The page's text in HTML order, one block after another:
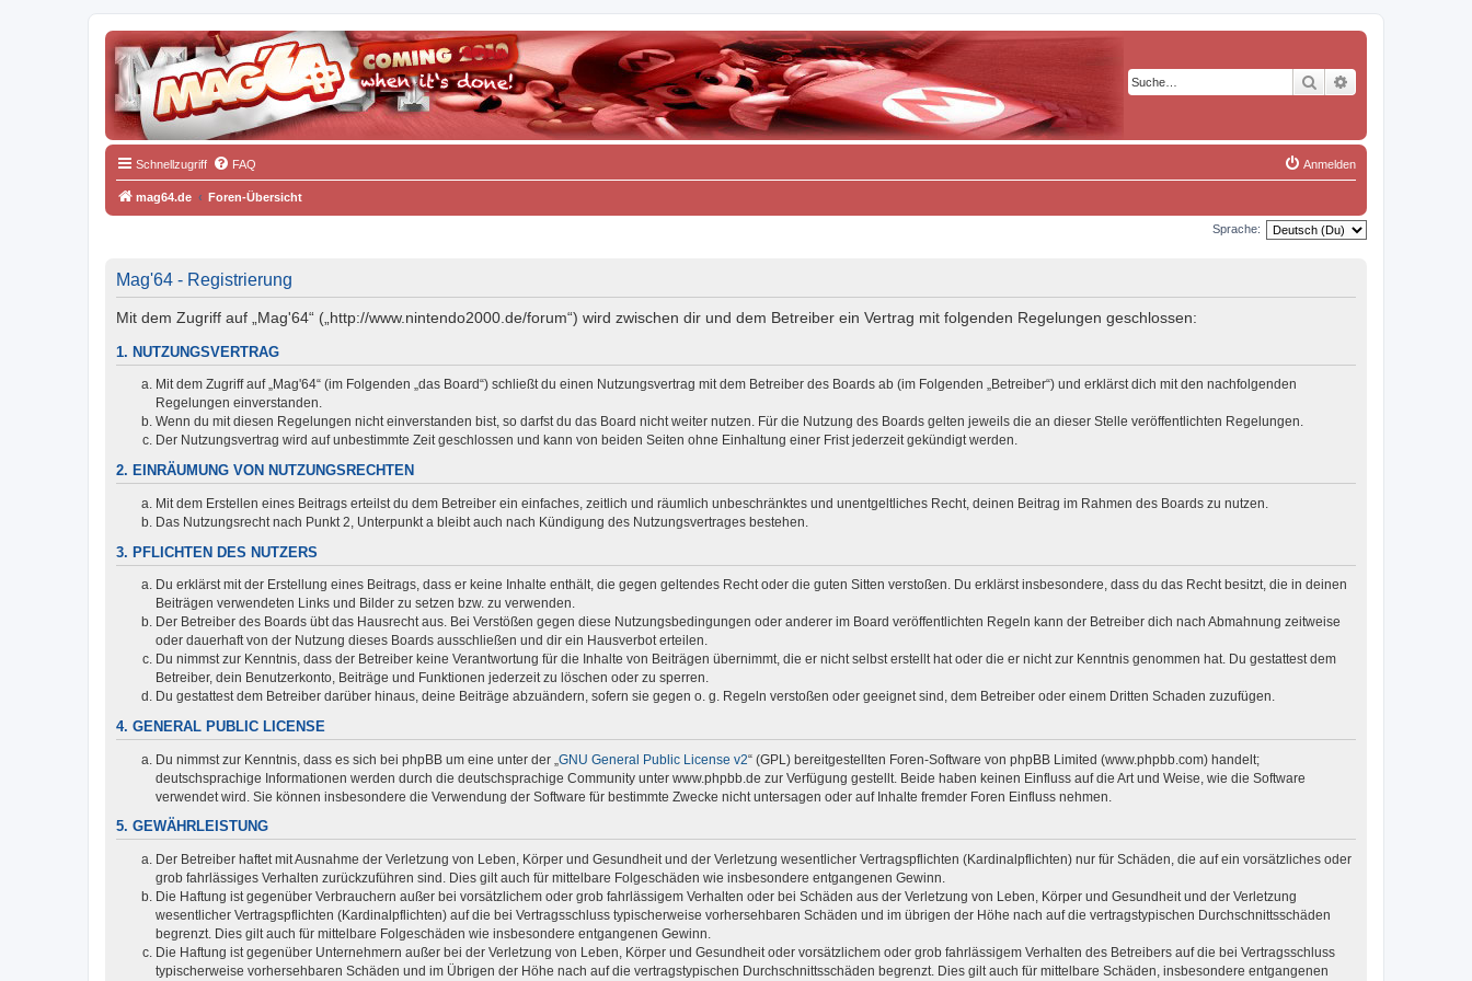
Suche
Schnellzugriff FAQ Anmelden
mag64.de Foren-Übersicht
Sprache:
Mag'64 - Registrierung
Mit dem Zugriff auf „Mag'64“ („http://www.nintendo2000.de/forum“) wird zwischen dir und dem Betreiber ein Vertrag mit folgenden Regelungen geschlossen:
1. NUTZUNGSVERTRAG
Mit dem Zugriff auf „Mag'64“ (im Folgenden „das Board“) schließt du einen Nutzungsvertrag mit dem Betreiber des Boards ab (im Folgenden „Betreiber“) und erklärst dich mit den nachfolgenden
Regelungen einverstanden.
Wenn du mit diesen Regelungen nicht einverstanden bist, so darfst du das Board nicht weiter nutzen. Für die Nutzung des Boards gelten jeweils die an dieser Stelle veröffentlichten Regelungen.
Der Nutzungsvertrag wird auf unbestimmte Zeit geschlossen und kann von beiden Seiten ohne Einhaltung einer Frist jederzeit gekündigt werden.
2. EINRÄUMUNG VON NUTZUNGSRECHTEN
Mit dem Erstellen eines Beitrags erteilst du dem Betreiber ein einfaches, zeitlich und räumlich unbeschränktes und unentgeltliches Recht, deinen Beitrag im Rahmen des Boards zu nutzen.
Das Nutzungsrecht nach Punkt 2, Unterpunkt a bleibt auch nach Kündigung des Nutzungsvertrages bestehen.
3. PFLICHTEN DES NUTZERS
Du erklärst mit der Erstellung eines Beitrags, dass er keine Inhalte enthält, die gegen geltendes Recht oder die guten Sitten verstoßen. Du erklärst insbesondere, dass du das Recht besitzt, die in deinen
Beiträgen verwendeten Links und Bilder zu setzen bzw. zu verwenden.
Der Betreiber des Boards übt das Hausrecht aus. Bei Verstößen gegen diese Nutzungsbedingungen oder anderer im Board veröffentlichten Regeln kann der Betreiber dich nach Abmahnung zeitweise
oder dauerhaft von der Nutzung dieses Boards ausschließen und dir ein Hausverbot erteilen.
Du nimmst zur Kenntnis, dass der Betreiber keine Verantwortung für die Inhalte von Beiträgen übernimmt, die er nicht selbst erstellt hat oder die er nicht zur Kenntnis genommen hat. Du gestattest dem
Betreiber, dein Benutzerkonto, Beiträge und Funktionen jederzeit zu löschen oder zu sperren.
Du gestattest dem Betreiber darüber hinaus, deine Beiträge abzuändern, sofern sie gegen o. g. Regeln verstoßen oder geeignet sind, dem Betreiber oder einem Dritten Schaden zuzufügen.
4. GENERAL PUBLIC LICENSE
Du nimmst zur Kenntnis, dass es sich bei phpBB um eine unter der „ GNU General Public License v2“ (GPL) bereitgestellten Foren-Software von phpBB Limited (www.phpbb.com) handelt;
deutschsprachige Informationen werden durch die deutschsprachige Community unter www.phpbb.de zur Verfügung gestellt. Beide haben keinen Einfluss auf die Art und Weise, wie die Software
verwendet wird. Sie können insbesondere die Verwendung der Software für bestimmte Zwecke nicht untersagen oder auf Inhalte fremder Foren Einfluss nehmen.
5. GEWÄHRLEISTUNG
Der Betreiber haftet mit Ausnahme der Verletzung von Leben, Körper und Gesundheit und der Verletzung wesentlicher Vertragspflichten (Kardinalpflichten) nur für Schäden, die auf ein vorsätzliches oder
grob fahrlässiges Verhalten zurückzuführen sind. Dies gilt auch für mittelbare Folgeschäden wie insbesondere entgangenen Gewinn.
Die Haftung ist gegenüber Verbrauchern außer bei vorsätzlichem oder grob fahrlässigem Verhalten oder bei Schäden aus der Verletzung von Leben, Körper und Gesundheit und der Verletzung
wesentlicher Vertragspflichten (Kardinalpflichten) auf die bei Vertragsschluss typischerweise vorhersehbaren Schäden und im übrigen der Höhe nach auf die vertragstypischen Durchschnittsschäden
begrenzt. Dies gilt auch für mittelbare Folgeschäden wie insbesondere entgangenen Gewinn.
Die Haftung ist gegenüber Unternehmern außer bei der Verletzung von Leben, Körper und Gesundheit oder vorsätzlichem oder grob fahrlässigem Verhalten des Betreibers auf die bei Vertragsschluss
typischerweise vorhersehbaren Schäden und im Übrigen der Höhe nach auf die vertragstypischen Durchschnittsschäden begrenzt. Dies gilt auch für mittelbare Schäden, insbesondere entgangenen